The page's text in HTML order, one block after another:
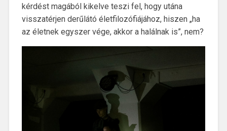
kérdést magából kikelve teszi fel, hogy utána
visszatérjen derűlátó életfilozófiájához, hiszen „ha
az életnek egyszer vége, akkor a halálnak is”, nem?